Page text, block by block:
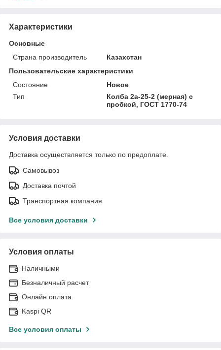
Характеристики
Основные
Страна производитель
Казахстан
Пользовательские характеристики
Состояние
Новое
Тип
Колба 2а-25-2 (мерная) с
пробкой, ГОСТ 1770-74
Условия доставки
Доставка осуществляется только по предоплате.
Самовывоз
Доставка почтой
Транспортная компания
Все условия доставки
Условия оплаты
Наличными
Безналичный расчет
Онлайн оплата
Kaspi QR
Все условия оплаты